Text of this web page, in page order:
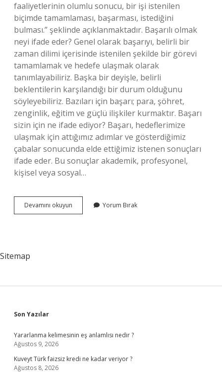
faaliyetlerinin olumlu sonucu, bir işi istenilen
biçimde tamamlaması, başarması, istediğini
bulması.” şeklinde açıklanmaktadır. Başarılı olmak
neyi ifade eder? Genel olarak başarıyı, belirli bir
zaman dilimi içerisinde istenilen şekilde bir görevi
tamamlamak ve hedefe ulaşmak olarak
tanımlayabiliriz. Başka bir deyişle, belirli
beklentilerin karşılandığı bir durum olduğunu
söyleyebiliriz. Bazıları için başarı; para, şöhret,
zenginlik, eğitim ve güçlü ilişkiler kurmaktır. Başarı
sizin için ne ifade ediyor? Başarı, hedeflerimize
ulaşmak için attığımız adımlar ve gösterdiğimiz
çabalar sonucunda elde ettiğimiz istenen sonuçları
ifade eder. Bu sonuçlar akademik, profesyonel,
kişisel veya sosyal…
Devamını okuyun
Neyi
Yorum Bırak
Sitemap
Sidebar
Son Yazılar
Yararlanma kelimesinin eş anlamlısı nedir ?
Ağustos 9, 2026
Kuveyt Türk faizsiz kredi ne kadar veriyor ?
Ağustos 8, 2026